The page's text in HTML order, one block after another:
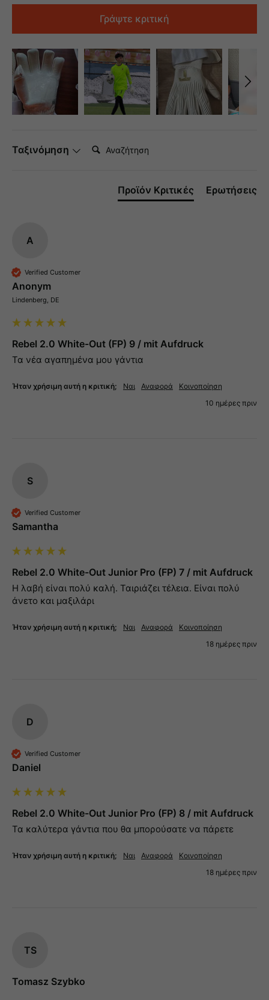
Γράψτε κριτική
Ταξινόμηση Αναζήτηση:
Προϊόν Κριτικές Ερωτήσεις
A
Verified Customer
Anonym
Lindenberg, DE
Rebel 2.0 White-Out (FP) 9 / mit Aufdruck
Τα νέα αγαπημένα μου γάντια
Ήταν χρήσιμη αυτή η κριτική; Ναι Αναφορά
Κοινοποίηση
10 ημέρες πριν
S
Verified Customer
Samantha
Rebel 2.0 White-Out Junior Pro (FP) 7 / mit Aufdruck
Η λαβή είναι πολύ καλή. Ταιριάζει τέλεια. Είναι πολύ
άνετο και μαξιλάρι
Ήταν χρήσιμη αυτή η κριτική; Ναι Αναφορά
Κοινοποίηση
18 ημέρες πριν
D
Verified Customer
Daniel
Rebel 2.0 White-Out Junior Pro (FP) 8 / mit Aufdruck
Τα καλύτερα γάντια που θα μπορούσατε να πάρετε
Ήταν χρήσιμη αυτή η κριτική; Ναι Αναφορά
Κοινοποίηση
18 ημέρες πριν
TS
Tomasz Szybko